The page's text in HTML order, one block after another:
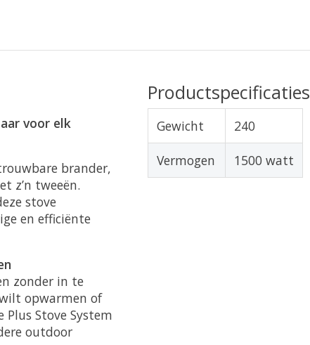
voor elk
brander,
z’n tweeën.
stove
en efficiënte
zonder in te
opwarmen of
Stove System
outdoor
Productspecificaties
Gewicht 240
Vermogen 1500 watt